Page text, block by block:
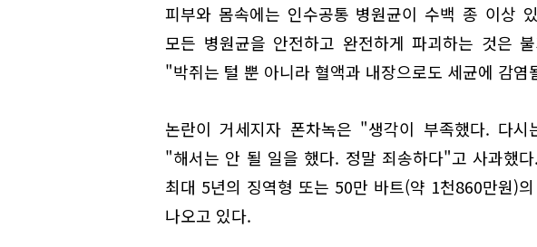
피부와 몸속에는 인수공통 병원균이 수백 종 이상
모든 병원균을 안전하고 완전하게 파괴하는 것은
"박쥐는 털 뿐 아니라 혈액과 내장으로도 세균에 감
논란이 거세지자 폰차녹은 "생각이 부족했다. 다
"해서는 안 될 일을 했다. 정말 죄송하다"고 사과했
최대 5년의 징역형 또는 50만 바트(약 1천860만원)
나오고 있다.